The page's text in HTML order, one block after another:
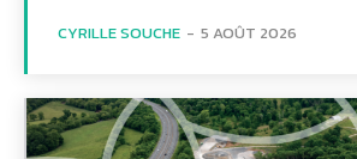
CYRILLE SOUCHE - 5 AOÛT 2026